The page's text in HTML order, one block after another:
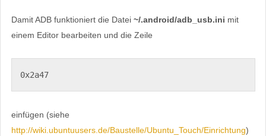
Damit ADB funktioniert die Datei ~/.android/adb_usb.ini mit
einem Editor bearbeiten und die Zeile
0x2a47
einfügen (siehe
http://wiki.ubuntuusers.de/Baustelle/Ubuntu_Touch/Einrichtung)